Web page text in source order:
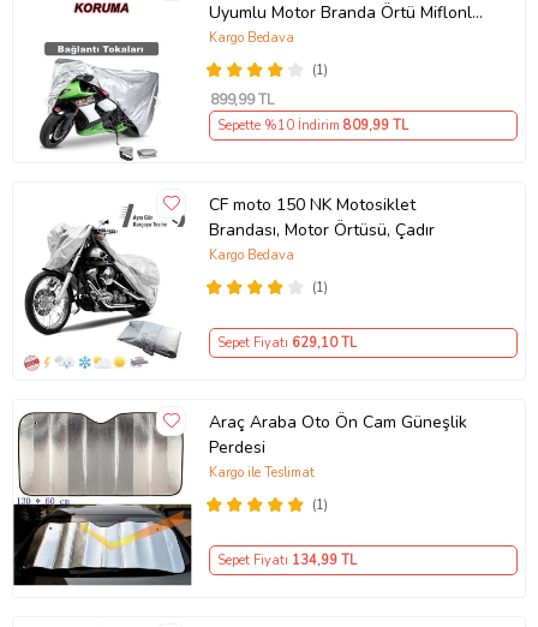
Uyumlu Motor Branda Örtü Miflonlu
Premium 4 Mevsim Koruma Gri
(1)
Kargo Bedava
899,99 TL
Sepette %10 İndirim 809,99 TL
CF moto 150 NK Motosiklet
Brandası, Motor Örtüsü, Çadır
(1)
Kargo Bedava
Sepet Fiyatı 629,10 TL
Araç Araba Oto Ön Cam Güneşlik
Perdesi
(1)
Kargo ile Teslimat
Sepet Fiyatı 134,99 TL